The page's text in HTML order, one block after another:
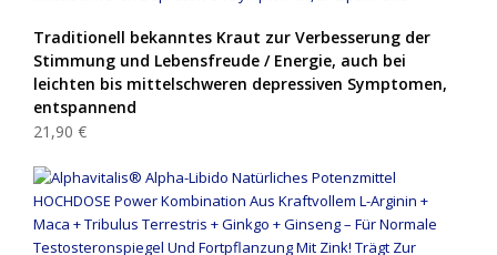
Traditionell bekanntes Kraut zur Verbesserung der
Stimmung und Lebensfreude / Energie, auch bei
leichten bis mittelschweren depressiven Symptomen,
entspannend
21,90 €